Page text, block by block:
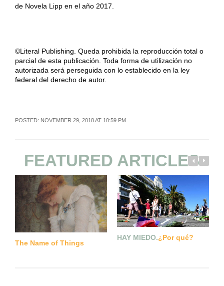
de Novela Lipp en el año 2017.
©Literal Publishing. Queda prohibida la reproducción total o
parcial de esta publicación. Toda forma de utilización no
autorizada será perseguida con lo establecido en la ley
federal del derecho de autor.
POSTED: NOVEMBER 29, 2018 AT 10:59 PM
FEATURED ARTICLES
The Name of Things
HAY MIEDO.¿Por qué?